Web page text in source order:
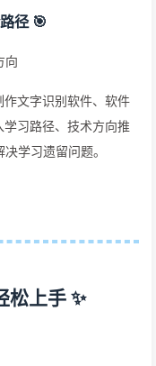
径 🎯
向
文字识别软件、软件
习路径、技术方向推
决学习遗留问题。
松上手 ✨